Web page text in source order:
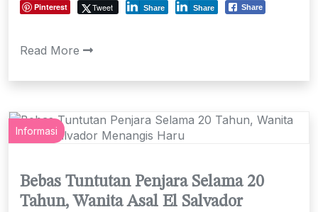
Pinterest Tweet Share Share Share
Read More
Informasi
Bebas Tuntutan Penjara Selama 20
Tahun, Wanita Asal El Salvador